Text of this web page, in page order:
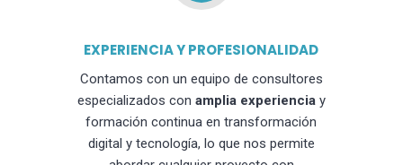
EXPERIENCIA Y PROFESIONALIDAD
Contamos con un equipo de consultores
especializados con amplia experienciay
formación continua en transformación
digital y tecnología, lo que nos permite